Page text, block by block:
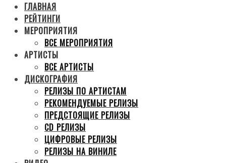
ГЛАВНАЯ
РЕЙТИНГИ
МЕРОПРИЯТИЯ
ВСЕ МЕРОПРИЯТИЯ
АРТИСТЫ
ВСЕ АРТИСТЫ
ДИСКОГРАФИЯ
РЕЛИЗЫ ПО АРТИСТАМ
РЕКОМЕНДУЕМЫЕ РЕЛИЗЫ
ПРЕДСТОЯЩИЕ РЕЛИЗЫ
CD РЕЛИЗЫ
ЦИФРОВЫЕ РЕЛИЗЫ
РЕЛИЗЫ НА ВИНИЛЕ